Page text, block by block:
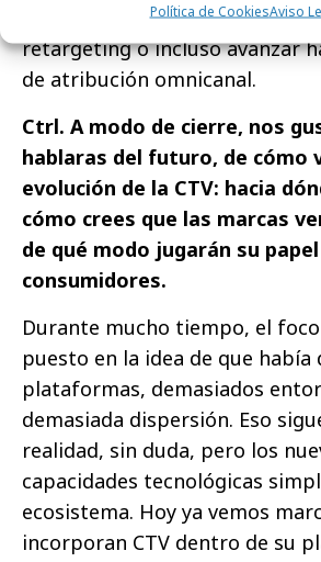
Política de CookiesAviso
medir reach entre distintos
retargeting o incluso avanzar
de atribución omnicanal.
Ctrl. A modo de cierre, nos
hablaras del futuro, de cómo
evolución de la CTV: hacia
cómo crees que las marcas
de qué modo jugarán su
consumidores.
Durante mucho tiempo, el
puesto en la idea de que había
plataformas, demasiados
demasiada dispersión. Eso
realidad, sin duda, pero los
capacidades tecnológicas
ecosistema. Hoy ya vemos
incorporan CTV dentro de su